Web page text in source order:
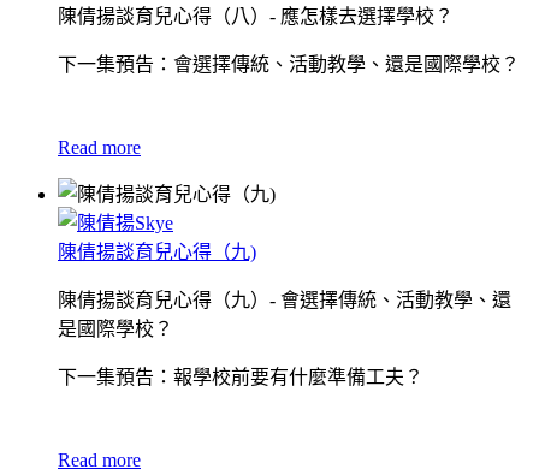
陳倩揚談育兒心得（八）- 應怎樣去選擇學校？
下一集預告：會選擇傳統、活動教學、還是國際學校？
Read more
陳倩揚談育兒心得（九)
陳倩揚談育兒心得（九）- 會選擇傳統、活動教學、還
是國際學校？
下一集預告：報學校前要有什麼準備工夫？
Read more